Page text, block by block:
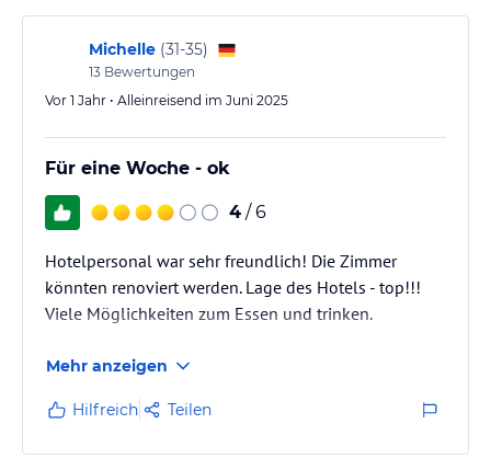
Michelle (31-35)
13 Bewertungen
Vor 1 Jahr • Alleinreisend im Juni 2025
Für eine Woche - ok
4 / 6
Hotelpersonal war sehr freundlich! Die Zimmer
könnten renoviert werden. Lage des Hotels - top!!!
Viele Möglichkeiten zum Essen und trinken.
Mehr anzeigen
Hilfreich Teilen